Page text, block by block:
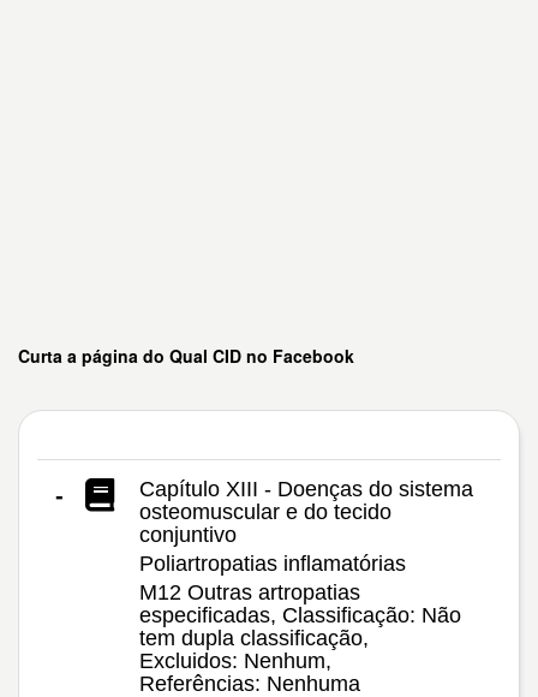
Curta a página do Qual CID no Facebook
-
Capítulo XIII - Doenças do sistema
osteomuscular e do tecido
conjuntivo
Poliartropatias inflamatórias
M12 Outras artropatias
especificadas, Classificação: Não
tem dupla classificação,
Excluidos: Nenhum,
Referências: Nenhuma